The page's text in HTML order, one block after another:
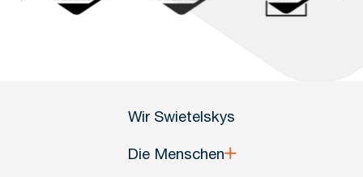
Wir Swietelskys
Die Menschen